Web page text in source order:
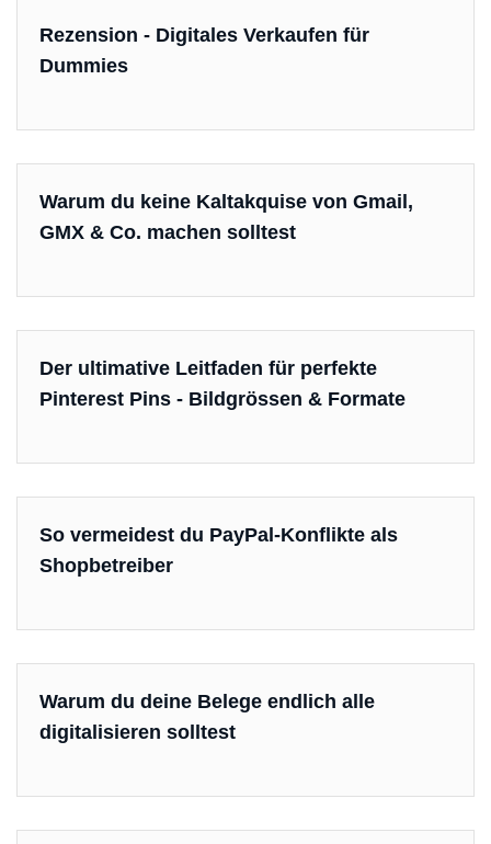
Rezension - Digitales Verkaufen für
Dummies
Warum du keine Kaltakquise von Gmail,
GMX & Co. machen solltest
Der ultimative Leitfaden für perfekte
Pinterest Pins - Bildgrössen & Formate
So vermeidest du PayPal-Konflikte als
Shopbetreiber
Warum du deine Belege endlich alle
digitalisieren solltest